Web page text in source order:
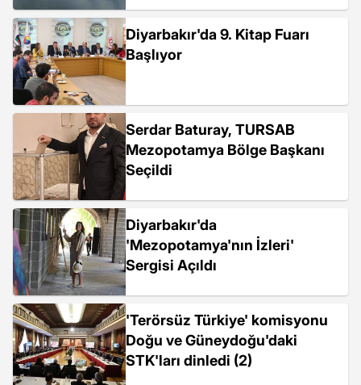
Diyarbakır'da 9. Kitap Fuarı
Başlıyor
Serdar Baturay, TURSAB
Mezopotamya Bölge Başkanı
Seçildi
Diyarbakır'da
'Mezopotamya'nın İzleri'
Sergisi Açıldı
'Terörsüz Türkiye' komisyonu
Doğu ve Güneydoğu'daki
STK'ları dinledi (2)